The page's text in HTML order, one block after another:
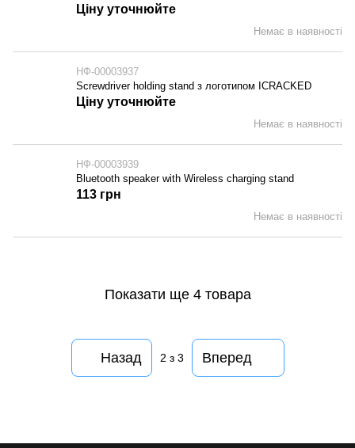
Немає в наявності
Ціну уточнюйте
НФ-00003937
Screwdriver holding stand з логотипом ICRACKED
Немає в наявності
Ціну уточнюйте
НФ-00003939
Bluetooth speaker with Wireless charging stand
Немає в наявності
113 грн
Показати ще 4 товара
Назад 2 з 3 Вперед